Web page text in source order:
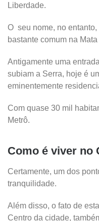
Liberdade.
O seu nome, no
bastante comum na
Antigamente uma
subiam a Serra, hoje é
eminentemente
Com quase 30 mil
Metrô.
Como é viver no
Certamente, um dos
tranquilidade.
Além disso, o fato de
Centro da cidade,